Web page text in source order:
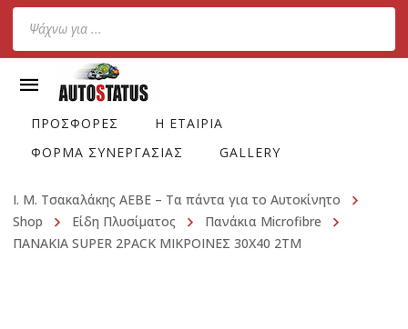
Products
search
ΠΡΟΣΦΟΡΕΣ
Η ΕΤΑΙΡΙΑ
ΦΟΡΜΑ ΣΥΝΕΡΓΑΣΙΑΣ
GALLERY
Ι. Μ. Τσακαλάκης ΑΕΒΕ – Τα πάντα για το Αυτοκίνητο
Shop
Είδη Πλυσίματος
Πανάκια Microfibre
ΠΑΝΑΚΙΑ SUPER 2PACK ΜΙΚΡΟΙΝΕΣ 30X40 2ΤΜ